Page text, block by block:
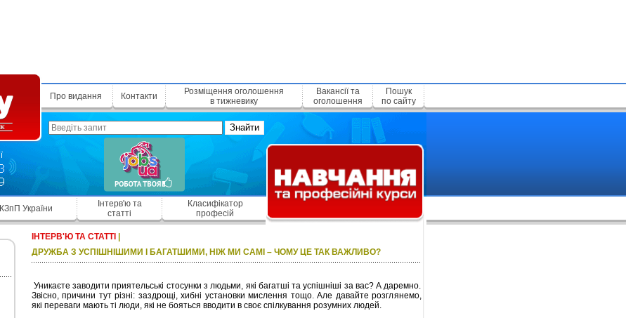
Знайти
Про видання Контакти
Розміщення оголошення
в тижневику
Вакансії та
оголошення
Пошук
по сайту
КЗпП України
Інтерв'ю та
статті
Класифікатор
професій
ІНТЕРВ'Ю ТА СТАТТІ
ДРУЖБА З УСПІШНІШИМИ І БАГАТШИМИ, НІЖ МИ САМІ – ЧОМУ ЦЕ ТАК ВАЖЛИВО?
Уникаєте заводити приятельські стосунки з людьми, які багатші та успішніші за вас? А даремно.
Звісно, причини тут різні: заздрощі, хибні установки мислення тощо. Але давайте розглянемо,
які переваги мають ті люди, які не бояться вводити в своє спілкування розумних людей.